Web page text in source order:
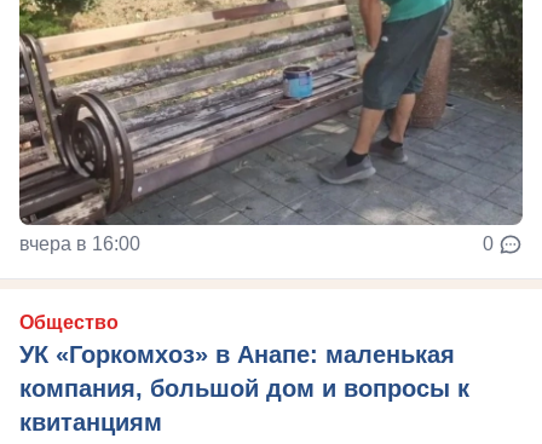
вчера в 16:00 0
Общество
УК «Горкомхоз» в Анапе: маленькая
компания, большой дом и вопросы к
квитанциям